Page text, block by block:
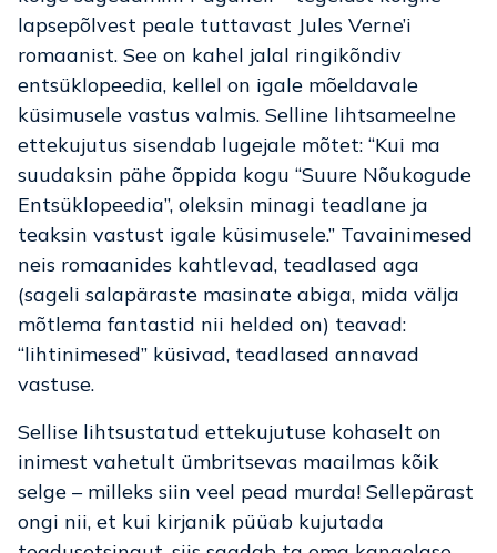
lapsepõlvest peale tuttavast Jules Verne’i
romaanist. See on kahel jalal ringikõndiv
entsüklopeedia, kellel on igale mõeldavale
küsimusele vastus valmis. Selline lihtsameelne
ettekujutus sisendab lugejale mõtet: “Kui ma
suudaksin pähe õppida kogu “Suure Nõukogude
Entsüklopeedia”, oleksin minagi teadlane ja
teaksin vastust igale küsimusele.” Tavainimesed
neis romaanides kahtlevad, teadlased aga
(sageli salapäraste masinate abiga, mida välja
mõtlema fantastid nii helded on) teavad:
“lihtinimesed” küsivad, teadlased annavad
vastuse.
Sellise lihtsustatud ettekujutuse kohaselt on
inimest vahetult ümbritsevas maailmas kõik
selge – milleks siin veel pead murda! Sellepärast
ongi nii, et kui kirjanik püüab kujutada